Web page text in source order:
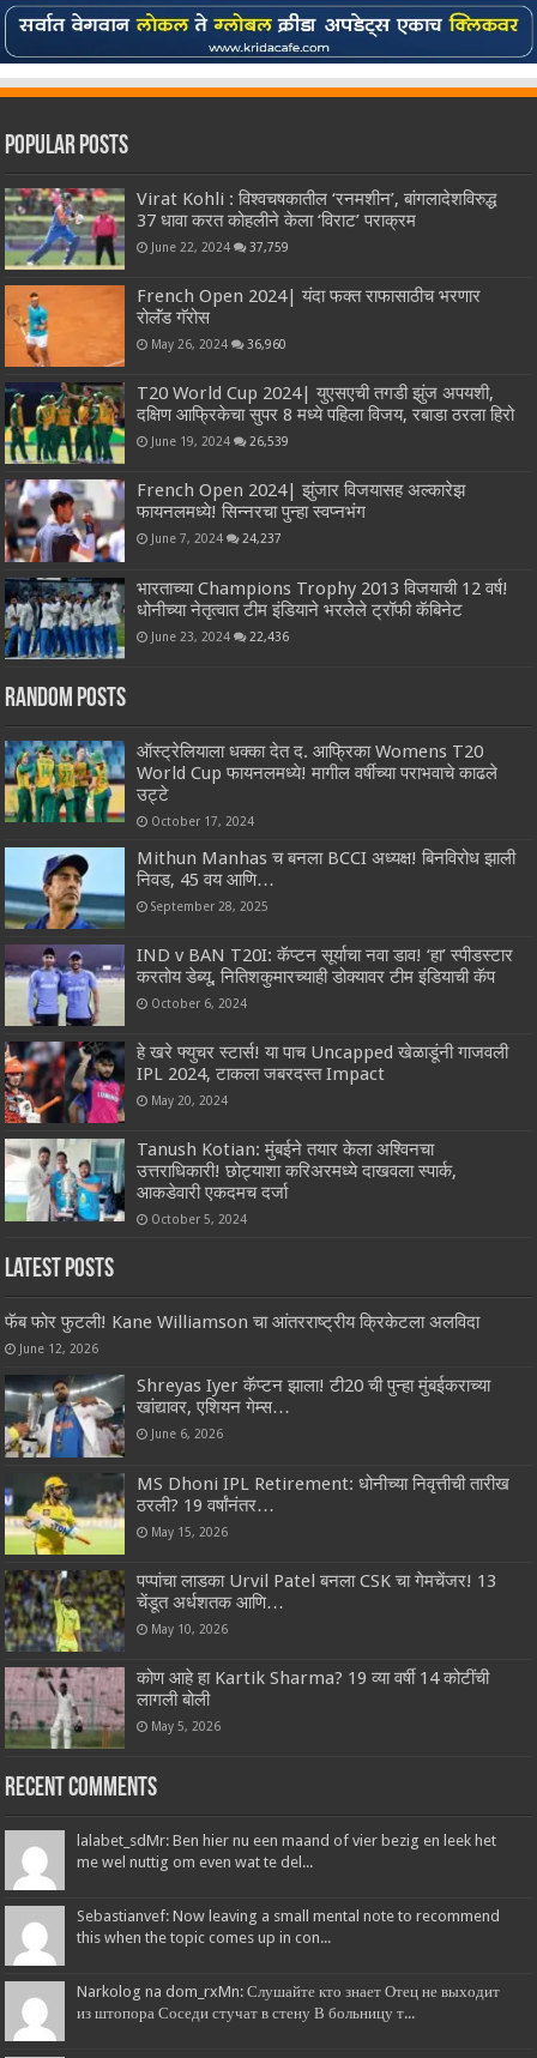
Popular Posts
Virat Kohli : विश्वचषकातील ‘रनमशीन’, बांगलादेशविरुद्ध
37 धावा करत कोहलीने केला ‘विराट’ पराक्रम
June 22, 2024 37,759
French Open 2024| यंदा फक्त राफासाठीच भरणार
रोलॅंड गॅरोस
May 26, 2024 36,960
T20 World Cup 2024| युएसएची तगडी झुंज अपयशी,
दक्षिण आफ्रिकेचा सुपर 8 मध्ये पहिला विजय, रबाडा ठरला हिरो
June 19, 2024 26,539
French Open 2024| झुंजार विजयासह अल्कारेझ
फायनलमध्ये! सिन्नरचा पुन्हा स्वप्नभंग
June 7, 2024 24,237
भारताच्या Champions Trophy 2013 विजयाची 12 वर्ष!
धोनीच्या नेतृत्वात टीम इंडियाने भरलेले ट्रॉफी कॅबिनेट
June 23, 2024 22,436
Random Posts
ऑस्ट्रेलियाला धक्का देत द. आफ्रिका Womens T20
World Cup फायनलमध्ये! मागील वर्षीच्या पराभवाचे काढले
उट्टे
October 17, 2024
Mithun Manhas च बनला BCCI अध्यक्ष! बिनविरोध झाली
निवड, 45 वय आणि…
September 28, 2025
IND v BAN T20I: कॅप्टन सूर्याचा नवा डाव! ‘हा’ स्पीडस्टार
करतोय डेब्यू, नितिशकुमारच्याही डोक्यावर टीम इंडियाची कॅप
October 6, 2024
हे खरे फ्युचर स्टार्स! या पाच Uncapped खेळाडूंनी गाजवली
IPL 2024, टाकला जबरदस्त Impact
May 20, 2024
Tanush Kotian: मुंबईने तयार केला अश्विनचा
उत्तराधिकारी! छोट्याशा करिअरमध्ये दाखवला स्पार्क,
आकडेवारी एकदमच दर्जा
October 5, 2024
Latest Posts
फॅब फोर फुटली! Kane Williamson चा आंतरराष्ट्रीय क्रिकेटला अलविदा
June 12, 2026
Shreyas Iyer कॅप्टन झाला! टी20 ची पुन्हा मुंबईकराच्या
खांद्यावर, एशियन गेम्स…
June 6, 2026
MS Dhoni IPL Retirement: धोनीच्या निवृत्तीची तारीख
ठरली? 19 वर्षांनंतर…
May 15, 2026
पप्पांचा लाडका Urvil Patel बनला CSK चा गेमचेंजर! 13
चेंडूत अर्धशतक आणि…
May 10, 2026
कोण आहे हा Kartik Sharma? 19 व्या वर्षी 14 कोटींची
लागली बोली
May 5, 2026
Recent Comments
lalabet_sdMr: Ben hier nu een maand of vier bezig en leek het
me wel nuttig om even wat te del...
Sebastianvef: Now leaving a small mental note to recommend
this when the topic comes up in con...
Narkolog na dom_rxMn: Слушайте кто знает Отец не выходит
из штопора Соседи стучат в стену В больницу т...